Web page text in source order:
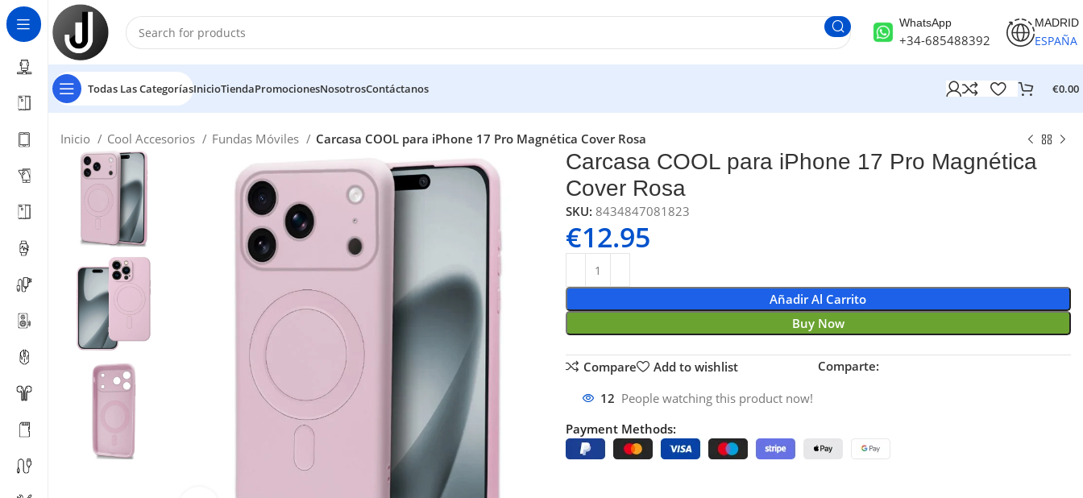
WhatsApp
+34-685488392
MADRID
ESPAÑA
Todas Las CategoríasInicioTiendaPromocionesNosotrosContáctanos €0.00
Inicio Cool Accesorios Fundas Móviles Carcasa COOL para iPhone 17 Pro Magnética Cover Rosa
Carcasa COOL para iPhone 17 Pro Magnética
Cover Rosa
SKU: 8434847081823
€12.95
Añadir Al Carrito
Buy Now
Compare Add to wishlist Comparte:
12 People watching this product now!
Payment Methods: